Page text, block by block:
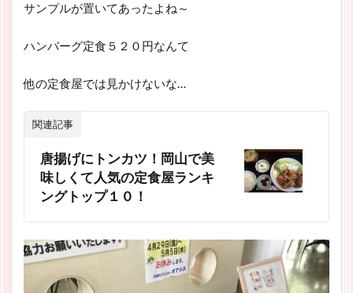
サンプルが置いてあったよね～
ハンバーグ定食５２０円なんて
他の定食屋では見かけないな…
関連記事
唐揚げにトンカツ！岡山で美
味しくて人気の定食屋ランキ
ングトップ１０！